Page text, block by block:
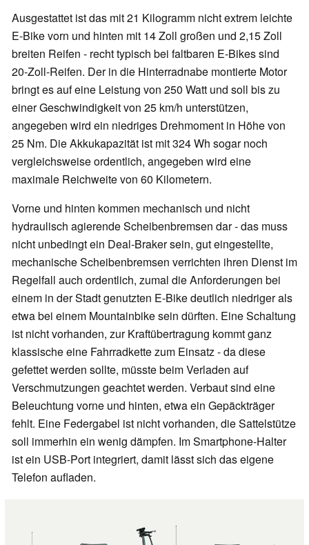
Ausgestattet ist das mit 21 Kilogramm nicht extrem leichte
E-Bike vorn und hinten mit 14 Zoll großen und 2,15 Zoll
breiten Reifen - recht typisch bei faltbaren E-Bikes sind
20-Zoll-Reifen. Der in die Hinterradnabe montierte Motor
bringt es auf eine Leistung von 250 Watt und soll bis zu
einer Geschwindigkeit von 25 km/h unterstützen,
angegeben wird ein niedriges Drehmoment in Höhe von
25 Nm. Die Akkukapazität ist mit 324 Wh sogar noch
vergleichsweise ordentlich, angegeben wird eine
maximale Reichweite von 60 Kilometern.
Vorne und hinten kommen mechanisch und nicht
hydraulisch agierende Scheibenbremsen dar - das muss
nicht unbedingt ein Deal-Braker sein, gut eingestellte,
mechanische Scheibenbremsen verrichten ihren Dienst im
Regelfall auch ordentlich, zumal die Anforderungen bei
einem in der Stadt genutzten E-Bike deutlich niedriger als
etwa bei einem Mountainbike sein dürften. Eine Schaltung
ist nicht vorhanden, zur Kraftübertragung kommt ganz
klassische eine Fahrradkette zum Einsatz - da diese
gefettet werden sollte, müsste beim Verladen auf
Verschmutzungen geachtet werden. Verbaut sind eine
Beleuchtung vorne und hinten, etwa ein Gepäckträger
fehlt. Eine Federgabel ist nicht vorhanden, die Sattelstütze
soll immerhin ein wenig dämpfen. Im Smartphone-Halter
ist ein USB-Port integriert, damit lässt sich das eigene
Telefon aufladen.